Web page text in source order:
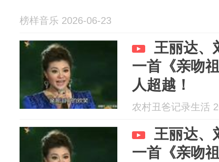
榜样音乐 2026-06-23
王丽达、
一首《亲吻
人超越！
农村丑爸记录生活
王丽达、
一首《亲吻